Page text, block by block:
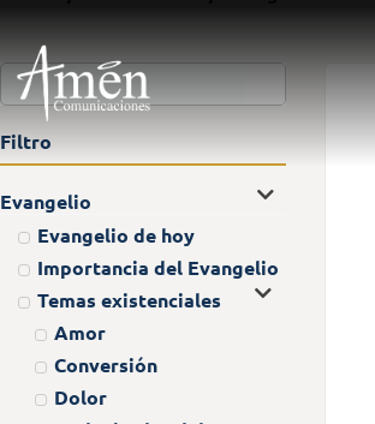
Filtro
Evangelio
Evangelio de hoy
Importancia del Evangelio
Temas existenciales
Amor
Conversión
Dolor